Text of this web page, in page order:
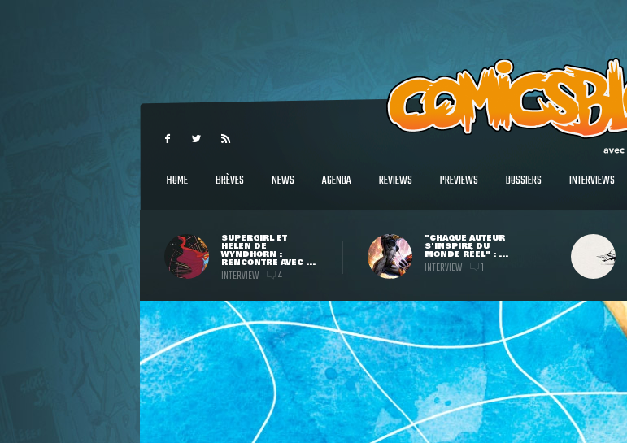
HOME BRÈVES NEWS AGENDA REVIEWS PREVIEWS DOSSIERS INTERVIEWS
SUPERGIRL ET
HELEN DE
WYNDHORN :
RENCONTRE AVEC ...
INTERVIEW 4
"CHAQUE AUTEUR
S'INSPIRE DU
MONDE RÉEL" : ...
INTERVIEW 1